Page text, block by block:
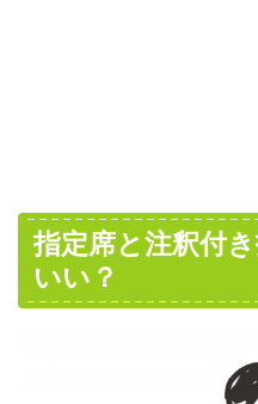
指定席と注釈付
いい？